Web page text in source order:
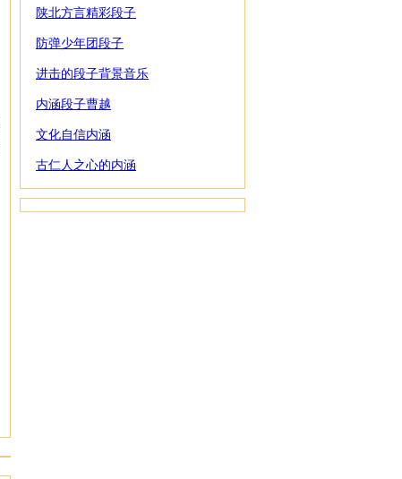
陕北方言精彩段子
防弹少年团段子
进击的段子背景音乐
内涵段子曹越
文化自信内涵
古仁人之心的内涵